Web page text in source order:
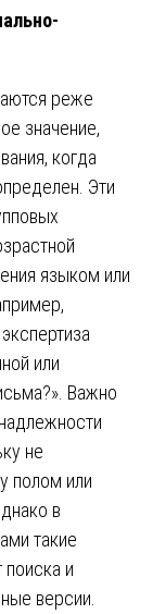
реже
значение,
когда
Эти
языком или
или
Важно
не
полом или
в
такие
и
версии.